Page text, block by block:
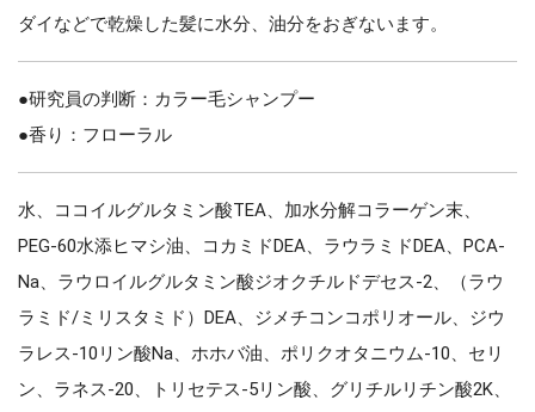
ダイなどで乾燥した髪に水分、油分をおぎないます。
●研究員の判断：カラー毛シャンプー
●香り：フローラル
水、ココイルグルタミン酸TEA、加水分解コラーゲン末、
PEG-60水添ヒマシ油、コカミドDEA、ラウラミドDEA、PCA-
Na、ラウロイルグルタミン酸ジオクチルドデセス-2、（ラウ
ラミド/ミリスタミド）DEA、ジメチコンコポリオール、ジウ
ラレス-10リン酸Na、ホホバ油、ポリクオタニウム-10、セリ
ン、ラネス-20、トリセテス-5リン酸、グリチルリチン酸2K、